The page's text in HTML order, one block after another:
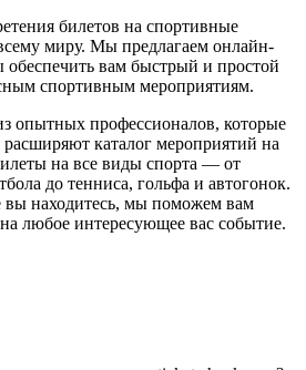
билетов на спортивные
миру. Мы предлагаем онлайн-
обеспечить вам быстрый и простой
спортивным мероприятиям.
опытных профессионалов, которые
каталог мероприятий на
на все виды спорта — от
до тенниса, гольфа и автогонок.
вы находитесь, мы поможем вам
любое интересующее вас событие.